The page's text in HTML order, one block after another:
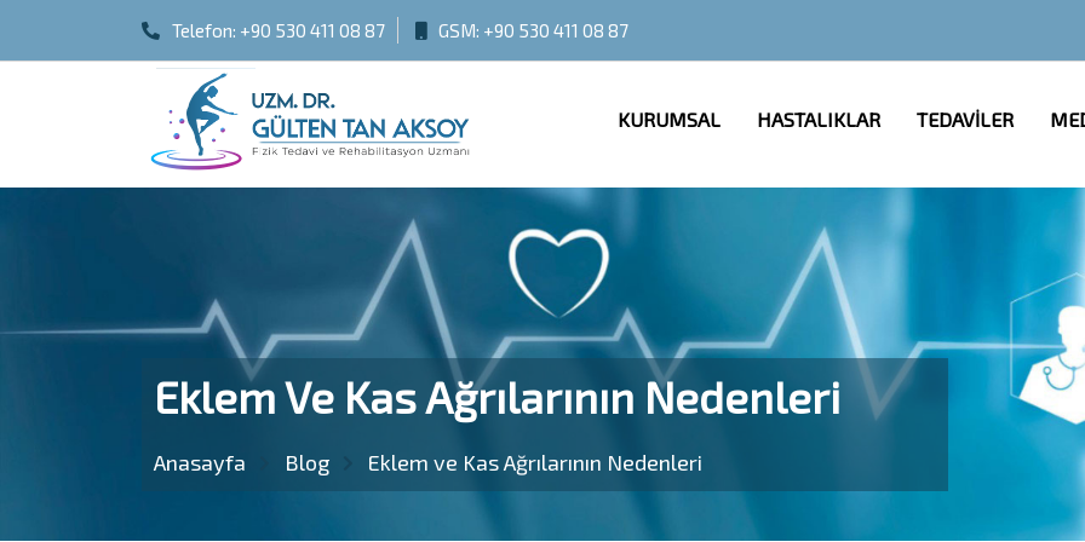
Telefon: +90 530 411 08 87 GSM: +90 530 411 08 87
KURUMSAL HASTALIKLAR TEDAVİLER
Eklem Ve Kas Ağrılarının Nedenleri
Anasayfa Blog Eklem ve Kas Ağrılarının Nedenleri